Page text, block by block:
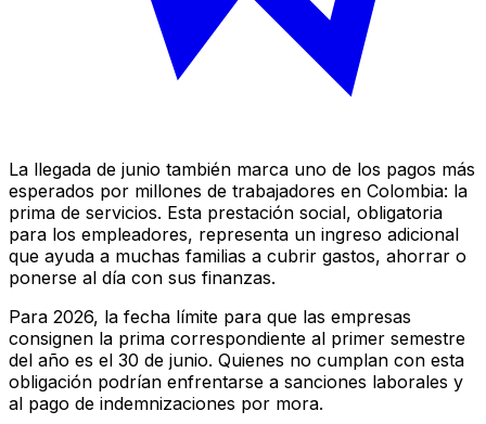
La llegada de junio también marca uno de los pagos más
esperados por millones de trabajadores en Colombia: la
prima de servicios. Esta prestación social, obligatoria
para los empleadores, representa un ingreso adicional
que ayuda a muchas familias a cubrir gastos, ahorrar o
ponerse al día con sus finanzas.
Para 2026, la fecha límite para que las empresas
consignen la prima correspondiente al primer semestre
del año es el 30 de junio. Quienes no cumplan con esta
obligación podrían enfrentarse a sanciones laborales y
al pago de indemnizaciones por mora.